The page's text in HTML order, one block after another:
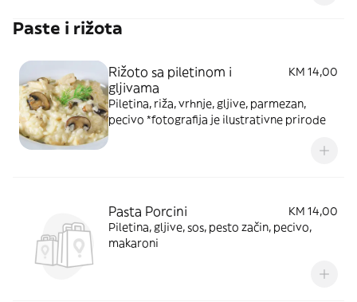
Paste i rižota
Rižoto sa piletinom i
gljivama
KM 14,00
Piletina, riža, vrhnje, gljive, parmezan,
pecivo *fotografija je ilustrativne prirode
Pasta Porcini
KM 14,00
Piletina, gljive, sos, pesto začin, pecivo,
makaroni